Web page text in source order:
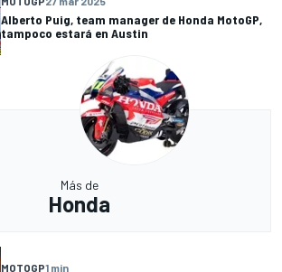
Alberto Puig, team manager de Honda MotoGP,
tampoco estará en Austin
Más de
Honda
MOTOGP1 min